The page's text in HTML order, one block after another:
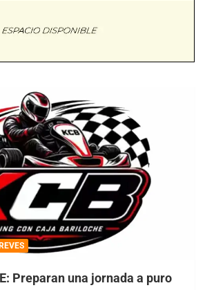
Preparan una jornada a puro